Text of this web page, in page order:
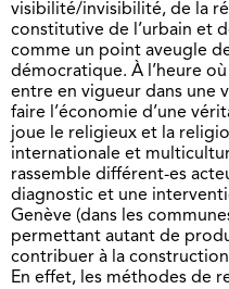
visibilité/invisibilité, de la
constitutive de l’urbain et
comme un point aveugle
démocratique. À l’heure
entre en vigueur dans une
faire l’économie d’une
joue le religieux et la
internationale et
rassemble différent-es
diagnostic et une
Genève (dans les
permettant autant de
contribuer à la
En effet, les méthodes de